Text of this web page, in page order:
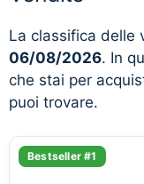
La classifica delle
06/08/2026. In
che stai per
puoi trovare.
Bestseller #1